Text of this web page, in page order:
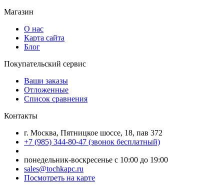
Магазин
О нас
Карта сайта
Блог
Покупательский сервис
Ваши заказы
Отложенные
Список сравнения
Контакты
г. Москва, Пятницкое шоссе, 18, пав 372
+7 (985) 344-80-47 (звонок бесплатный)
понедельник-воскресенье с 10:00 до 19:00
sales@tochkapc.ru
Посмотреть на карте